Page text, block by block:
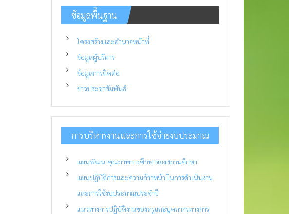
ข้อมูลพื้นฐาน
โครงสร้างและอำนาจหน้าที่
ข้อมูลผู้บริหาร
ข้อมูลการติดต่อ
ข่าวประชาสัมพันธ์
การบริหารงานและการใช้จ่ายงบประมาณ
แผนพัฒนาคุณภาพการศึกษาของสถานศึกษา
แผนปฏิบัติการและความก้าวหน้า ในการดำเนินงาน
และการใช้งบประมาณประจำปี
แนวทางการปฏิบัติงานของครูและบุคลากรทางการ